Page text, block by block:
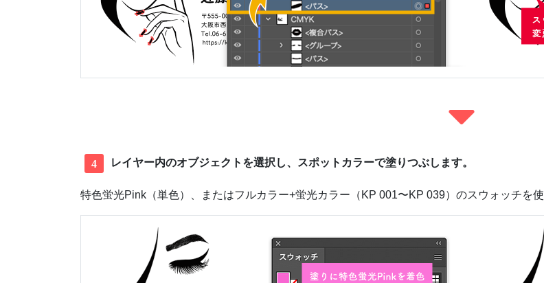
4 レイヤー内のオブジェクトを選択し、スポットカラーで塗りつぶします。
特色蛍光Pink（単色）、またはフルカラー+蛍光カラー（KP 001〜KP 039）のスウォッチを使